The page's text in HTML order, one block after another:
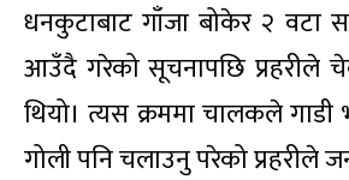
धनकुटाबाट गाँजा बोकेर २ वटा
आउँदै गरेको सूचनापछि प्रहरीले
थियो। त्यस क्रममा चालकले
गोली पनि चलाउनु परेको प्रहरीले